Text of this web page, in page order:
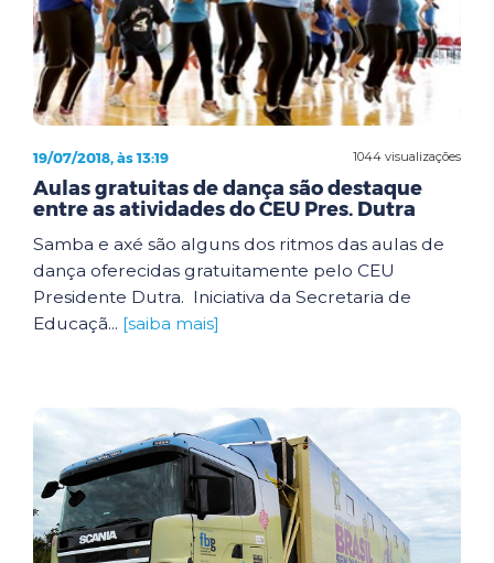
1044 visualizações
19/07/2018, às 13:19
Aulas gratuitas de dança são destaque
entre as atividades do CEU Pres. Dutra
Samba e axé são alguns dos ritmos das aulas de
dança oferecidas gratuitamente pelo CEU
Presidente Dutra. Iniciativa da Secretaria de
Educaçã... [saiba mais]